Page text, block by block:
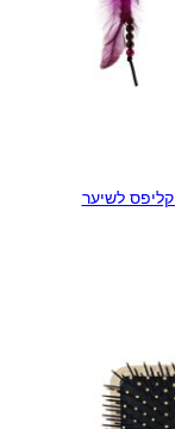
לשיער